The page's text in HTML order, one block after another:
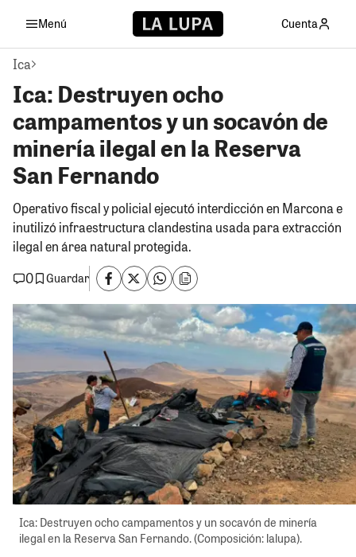
Menú Cuenta
Ica
Ica: Destruyen ocho
campamentos y un socavón de
minería ilegal en la Reserva
San Fernando
Operativo fiscal y policial ejecutó interdicción en Marcona e
inutilizó infraestructura clandestina usada para extracción
ilegal en área natural protegida.
0
Guardar
Ica: Destruyen ocho campamentos y un socavón de minería
ilegal en la Reserva San Fernando. (Composición: lalupa).